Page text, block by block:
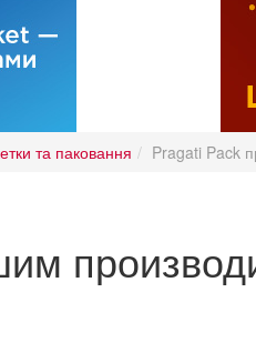
та паковання Pragati Pack